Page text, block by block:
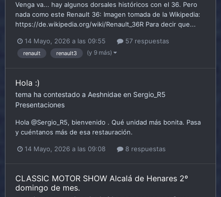
Venga va... hay algunos dorsales históricos con el 36. Pero
nada como este Renault 36: Imagen tomada de la Wikipedia:
https://de.wikipedia.org/wiki/Renault_36R Para decir que...
14 Mayo, 2026 a las 09:55 57 respuestas
renault renault3 (y 9 más)
Hola :)
tema ha contestado a Aeshnidae en Sergio_R5
Presentaciones
Hola @Sergio_R5, bienvenido . Qué unidad más bonita. Pasa
y cuéntanos más de esa restauración.
14 Mayo, 2026 a las 09:08 8 respuestas
CLASSIC MOTOR SHOW Alcalá de Henares 2º
domingo de mes.